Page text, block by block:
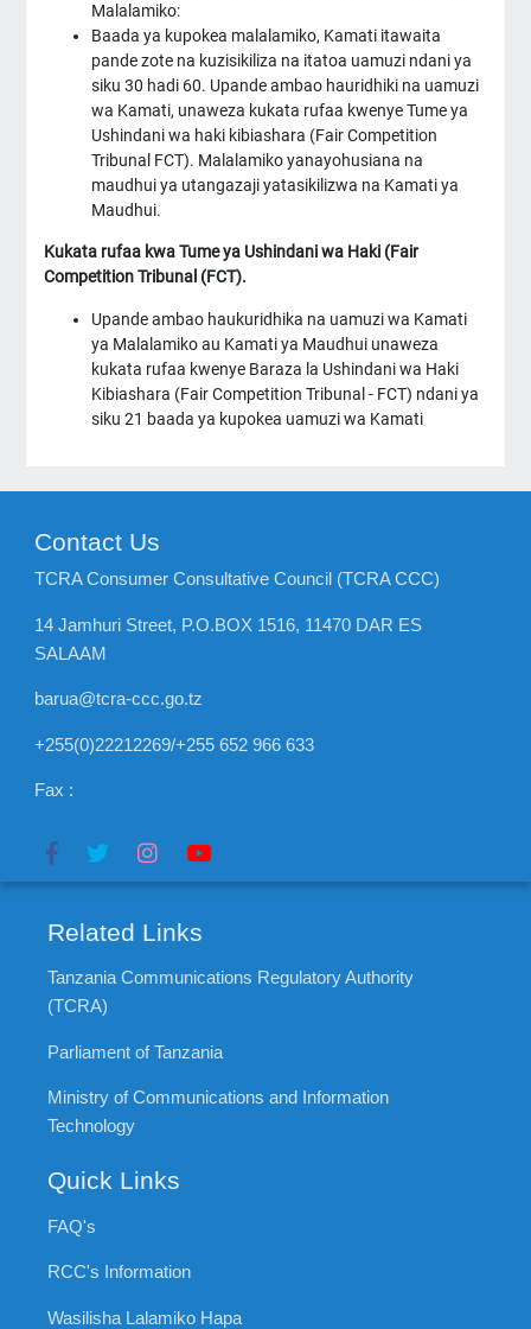
Malalamiko:
Baada ya kupokea malalamiko, Kamati itawaita
pande zote na kuzisikiliza na itatoa uamuzi ndani ya
siku 30 hadi 60. Upande ambao hauridhiki na uamuzi
wa Kamati, unaweza kukata rufaa kwenye Tume ya
Ushindani wa haki kibiashara (Fair Competition
Tribunal FCT). Malalamiko yanayohusiana na
maudhui ya utangazaji yatasikilizwa na Kamati ya
Maudhui.
Kukata rufaa kwa Tume ya Ushindani wa Haki (Fair
Competition Tribunal (FCT).
Upande ambao haukuridhika na uamuzi wa Kamati
ya Malalamiko au Kamati ya Maudhui unaweza
kukata rufaa kwenye Baraza la Ushindani wa Haki
Kibiashara (Fair Competition Tribunal - FCT) ndani ya
siku 21 baada ya kupokea uamuzi wa Kamati
Contact Us
TCRA Consumer Consultative Council (TCRA CCC)
14 Jamhuri Street, P.O.BOX 1516, 11470 DAR ES
SALAAM
barua@tcra-ccc.go.tz
+255(0)22212269/+255 652 966 633
Fax :
Related Links
Tanzania Communications Regulatory Authority
(TCRA)
Parliament of Tanzania
Ministry of Communications and Information
Technology
Quick Links
FAQ's
RCC's Information
Wasilisha Lalamiko Hapa